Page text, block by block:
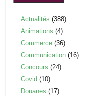
Actualités (388)
Animations (4)
Commerce (36)
Communication (16)
Concours (24)
Covid (10)
Douanes (17)